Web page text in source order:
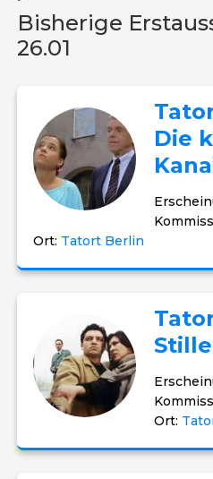
Bisherige
26.01
Die
Ort: Tatort Berlin
Ort: